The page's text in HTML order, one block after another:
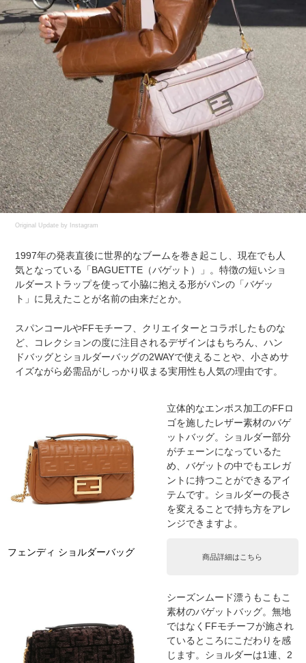
Original Update by Instagram
1997年の発表直後に世界的なブームを巻き起こし、現在でも人
気となっている「BAGUETTE（バゲット）」。特徴の短いショ
ルダーストラップを使って小脇に抱える形がパンの「バゲッ
ト」に見えたことが名前の由来だとか。
スパンコールやFFモチーフ、クリエイターとコラボしたものな
ど、コレクションの度に注目されるデザインはもちろん、ハン
ドバッグとショルダーバッグの2WAYで使えることや、小さめサ
イズながら必需品がしっかり収まる実用性も人気の理由です。
フェンディ ショルダーバッグ
立体的なエンボス加工のFFロ
ゴを施したレザー素材のバゲ
ットバッグ。ショルダー部分
がチェーンになっているた
め、バゲットの中でもエレガ
ントに持つことができるアイ
テムです。ショルダーの長さ
を変えることで持ち方をアレ
ンジできますよ。
商品詳細はこちら
シーズンムード漂うもこもこ
素材のバゲットバッグ。無地
ではなくFFモチーフが施され
ているところにこだわりを感
じます。ショルダーは1連、2